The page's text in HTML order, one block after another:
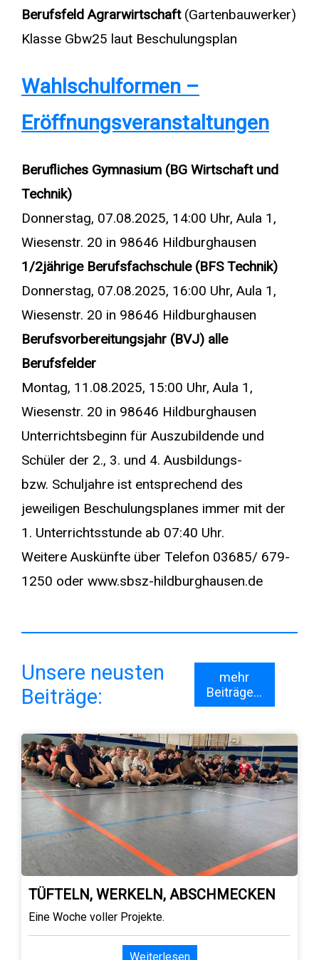
Berufsfeld Agrarwirtschaft(Gartenbauwerker)
Klasse Gbw25 laut Beschulungsplan
Wahlschulformen –
Eröffnungsveranstaltungen
Berufliches Gymnasium (BG Wirtschaft und
Technik)
Donnerstag, 07.08.2025, 14:00 Uhr, Aula 1,
Wiesenstr. 20 in 98646 Hildburghausen
1/2jährige Berufsfachschule (BFS Technik)
Donnerstag, 07.08.2025, 16:00 Uhr, Aula 1,
Wiesenstr. 20 in 98646 Hildburghausen
Berufsvorbereitungsjahr (BVJ) alle
Berufsfelder
Montag, 11.08.2025, 15:00 Uhr, Aula 1,
Wiesenstr. 20 in 98646 Hildburghausen
Unterrichtsbeginn für Auszubildende und
Schüler der 2., 3. und 4. Ausbildungs-
bzw. Schuljahre ist entsprechend des
jeweiligen Beschulungsplanes immer mit der
1. Unterrichtsstunde ab 07:40 Uhr.
Weitere Auskünfte über Telefon 03685/ 679-
1250 oder www.sbsz-hildburghausen.de
Unsere neusten
Beiträge:
mehr
Beiträge...
TÜFTELN, WERKELN, ABSCHMECKEN
Eine Woche voller Projekte.
Weiterlesen